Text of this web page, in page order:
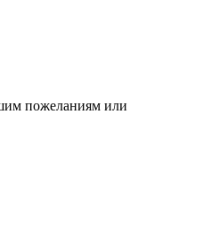
пожеланиям или